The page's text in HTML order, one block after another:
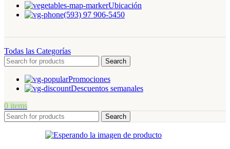
Ubicación
(593) 97 906-5450
Todas las Categorías
Search
Promociones
Descuentos semanales
0 items
Search